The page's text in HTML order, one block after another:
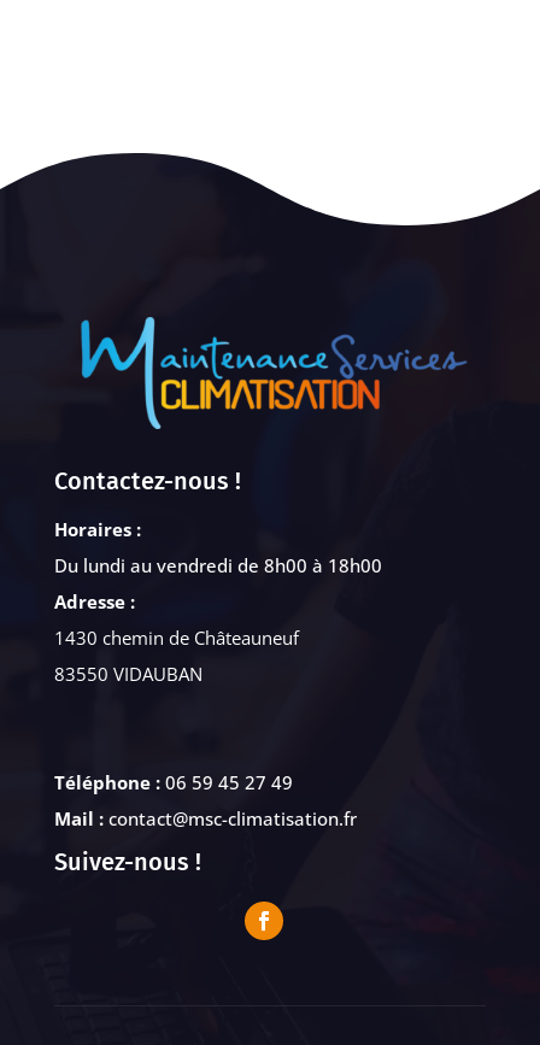
Contactez-nous !
Horaires :
Du lundi au vendredi de 8h00 à 18h00
Adresse :
1430 chemin de Châteauneuf
83550 VIDAUBAN
Téléphone : 06 59 45 27 49
Mail :contact@msc-climatisation.fr
Suivez-nous !